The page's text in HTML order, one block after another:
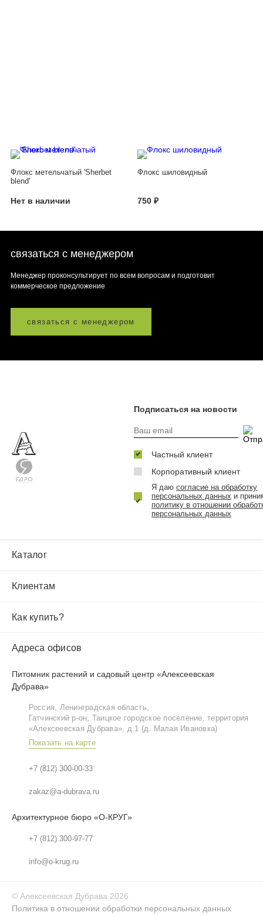
Флокс метельчатый 'Sherbet
blend'
Нет в наличии
Флокс шиловидный
750 ₽
связаться с менеджером
Менеджер проконсультирует по всем вопросам и подготовит
коммерческое предложение
связаться с менеджером
Каталог
Клиентам
Как купить?
Адреса офисов
Питомник растений и садовый центр «Алексеевская
Дубрава»
Россия, Ленинградская область,
Гатчинский р‑он, Таицкое городское поселение, территория
«Алексеевская Дубрава», д.1 (д. Малая Ивановка)
Показать на карте
+7 (812) 300-00-33
zakaz@a-dubrava.ru
Архитектурное бюро «О-КРУГ»
+7 (812) 300-97-77
info@o-krug.ru
Подписаться на новости
Частный клиент
Корпоративный клиент
Я даю согласие на обработку
персональных данных и
политику в отношении
персональных данных
© Алексеевская Дубрава 2026
Политика в отношении обработки персональных данных